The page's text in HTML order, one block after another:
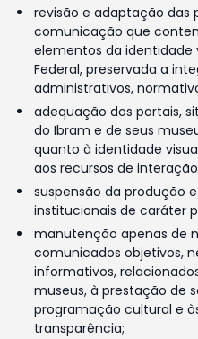
revisão e adaptação das
comunicação que
elementos da identidade
Federal, preservada a
administrativos,
adequação dos portais,
do Ibram e de seus
quanto à identidade
aos recursos de
suspensão da produção
institucionais de caráter
manutenção apenas de
comunicados objetivos,
informativos,
museus, à prestação de
programação cultural e
transparência;